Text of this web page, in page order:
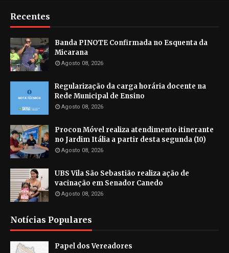
Recentes
Banda PINOTE Confirmada no Esquenta da
Micarana
Agosto 08, 2026
Regularização da carga horária docente na
Rede Municipal de Ensino
Agosto 08, 2026
Procon Móvel realiza atendimento itinerante
no Jardim Itália a partir desta segunda (10)
Agosto 08, 2026
UBS Vila São Sebastião realiza ação de
vacinação em Senador Canedo
Agosto 08, 2026
Notícias Populares
Papel dos Vereadores